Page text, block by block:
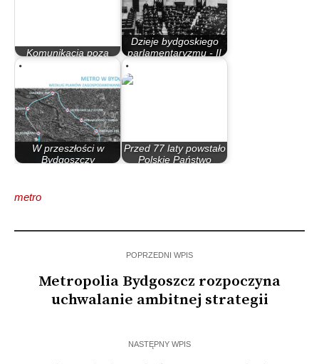
Komunikacja poza
Dzieje bydgoskiego
parlamentaryzmu - II
W przeszłości w
Bydgoszczy
Przed 77 laty powstało
Polskie Państwo
metro
POPRZEDNI WPIS
Metropolia Bydgoszcz rozpoczyna
uchwalanie ambitnej strategii
NASTĘPNY WPIS